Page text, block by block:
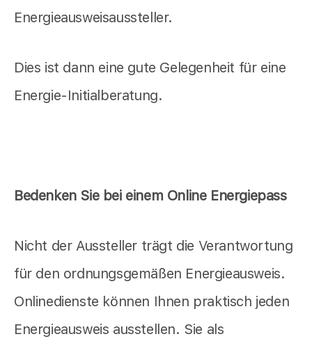
Energieausweisaussteller.
Dies ist dann eine gute Gelegenheit für eine
Energie-Initialberatung.
Bedenken Sie bei einem Online Energiepass
Nicht der Aussteller trägt die Verantwortung
für den ordnungsgemäßen Energieausweis.
Onlinedienste können Ihnen praktisch jeden
Energieausweis ausstellen. Sie als